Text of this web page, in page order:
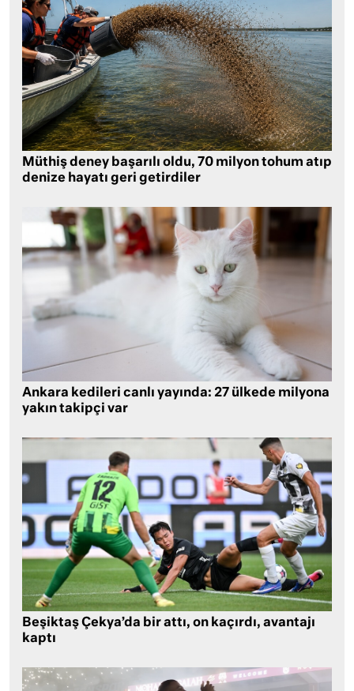
Müthiş deney başarılı oldu, 70 milyon tohum atıp
denize hayatı geri getirdiler
Ankara kedileri canlı yayında: 27 ülkede milyona
yakın takipçi var
Beşiktaş Çekya’da bir attı, on kaçırdı, avantajı
kaptı